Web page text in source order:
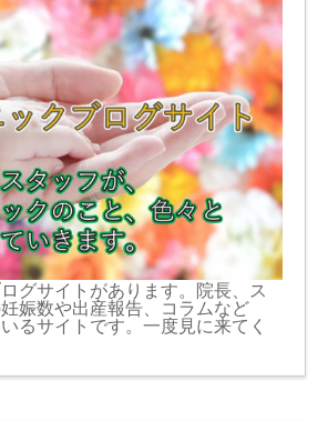
グサイトがあります。院長、ス
娠数や出産報告、コラムなど
るサイトです。一度見に来てく